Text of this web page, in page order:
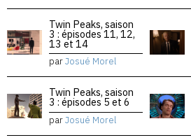
Twin Peaks, saison
3 : épisodes 11, 12,
13 et 14
parJosué Morel
Twin Peaks, saison
3 : épisodes 5 et 6
parJosué Morel